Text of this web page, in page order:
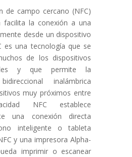
de campo cercano (NFC)
facilita la conexión a una
desde un dispositivo
es una tecnología que se
de los dispositivos
y que permite la
inalámbrica
muy próximos entre
NFC establece
una conexión directa
inteligente o tableta
y una impresora Alpha-
imprimir o escanear